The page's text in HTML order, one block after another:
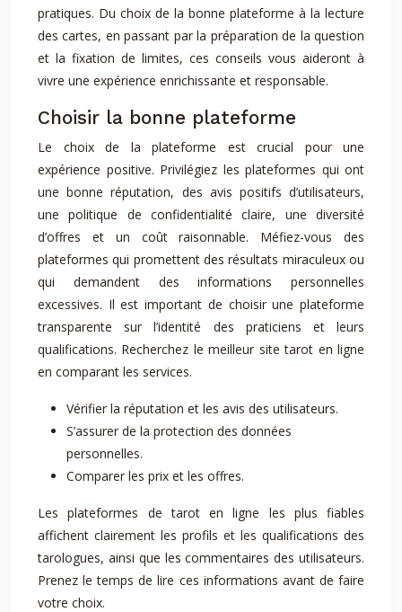
pratiques. Du choix de la bonne plateforme à la lecture
des cartes, en passant par la préparation de la question
et la fixation de limites, ces conseils vous aideront à
vivre une expérience enrichissante et responsable.
Choisir la bonne plateforme
Le choix de la plateforme est crucial pour une
expérience positive. Privilégiez les plateformes qui ont
une bonne réputation, des avis positifs d’utilisateurs,
une politique de confidentialité claire, une diversité
d’offres et un coût raisonnable. Méfiez-vous des
plateformes qui promettent des résultats miraculeux ou
qui demandent des informations personnelles
excessives. Il est important de choisir une plateforme
transparente sur l’identité des praticiens et leurs
qualifications. Recherchez le meilleur site tarot en ligne
en comparant les services.
Vérifier la réputation et les avis des utilisateurs.
S’assurer de la protection des données
personnelles.
Comparer les prix et les offres.
Les plateformes de tarot en ligne les plus fiables
affichent clairement les profils et les qualifications des
tarologues, ainsi que les commentaires des utilisateurs.
Prenez le temps de lire ces informations avant de faire
votre choix.